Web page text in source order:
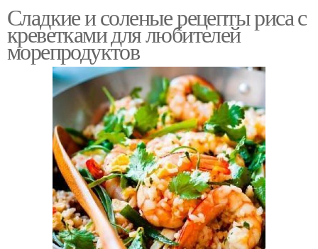
Сладкие и соленые рецепты риса с
креветками для любителей
морепродуктов